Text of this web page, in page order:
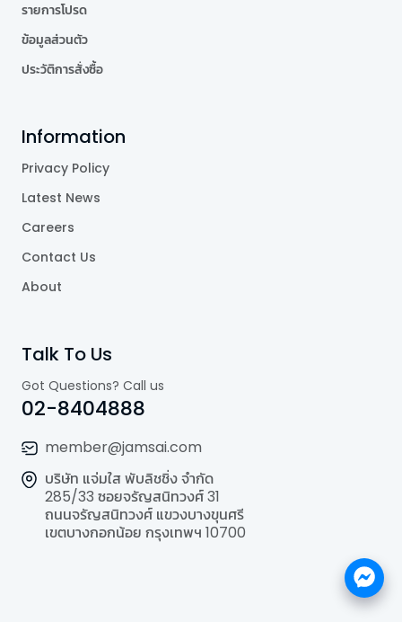
รายการโปรด
ข้อมูลส่วนตัว
ประวัติการสั่งซื้อ
Information
Privacy Policy
Latest News
Careers
Contact Us
About
Talk To Us
Got Questions? Call us
02-8404888
member@jamsai.com
บริษัท แจ่มใส พับลิชชิ่ง จำกัด
285/33 ซอยจรัญสนิทวงศ์ 31
ถนนจรัญสนิทวงศ์ แขวงบางขุนศรี
เขตบางกอกน้อย กรุงเทพฯ 10700